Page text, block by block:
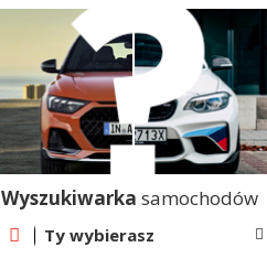
Wyszukiwarka samochodów
Ty wybierasz